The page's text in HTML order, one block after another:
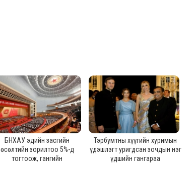
БНХАУ эдийн засгийн
өсөлтийн зорилтоо 5%-д
тогтоож, гангийн
Тэрбумтны хүүгийн хуримын
үдэшлэгт уригдсан зочдын нэг
үдшийн гангараа